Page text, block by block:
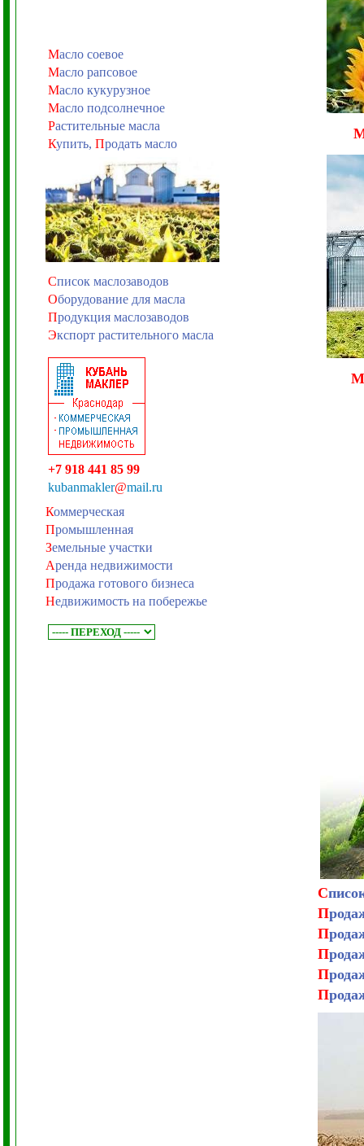
Масло соевое
Масло рапсовое
Масло кукурузное
Масло подсолнечное
Растительные масла
Купить, Продать масло
Список маслозаводов
Оборудование для масла
Продукция маслозаводов
Экспорт растительного масла
+7 918 441 85 99
kubanmakler@mail.ru
Коммерческая
Промышленная
Земельные участки
Аренда недвижимости
Продажа готового бизнеса
Недвижимость на побережье
М
С
П
П
П
П
П